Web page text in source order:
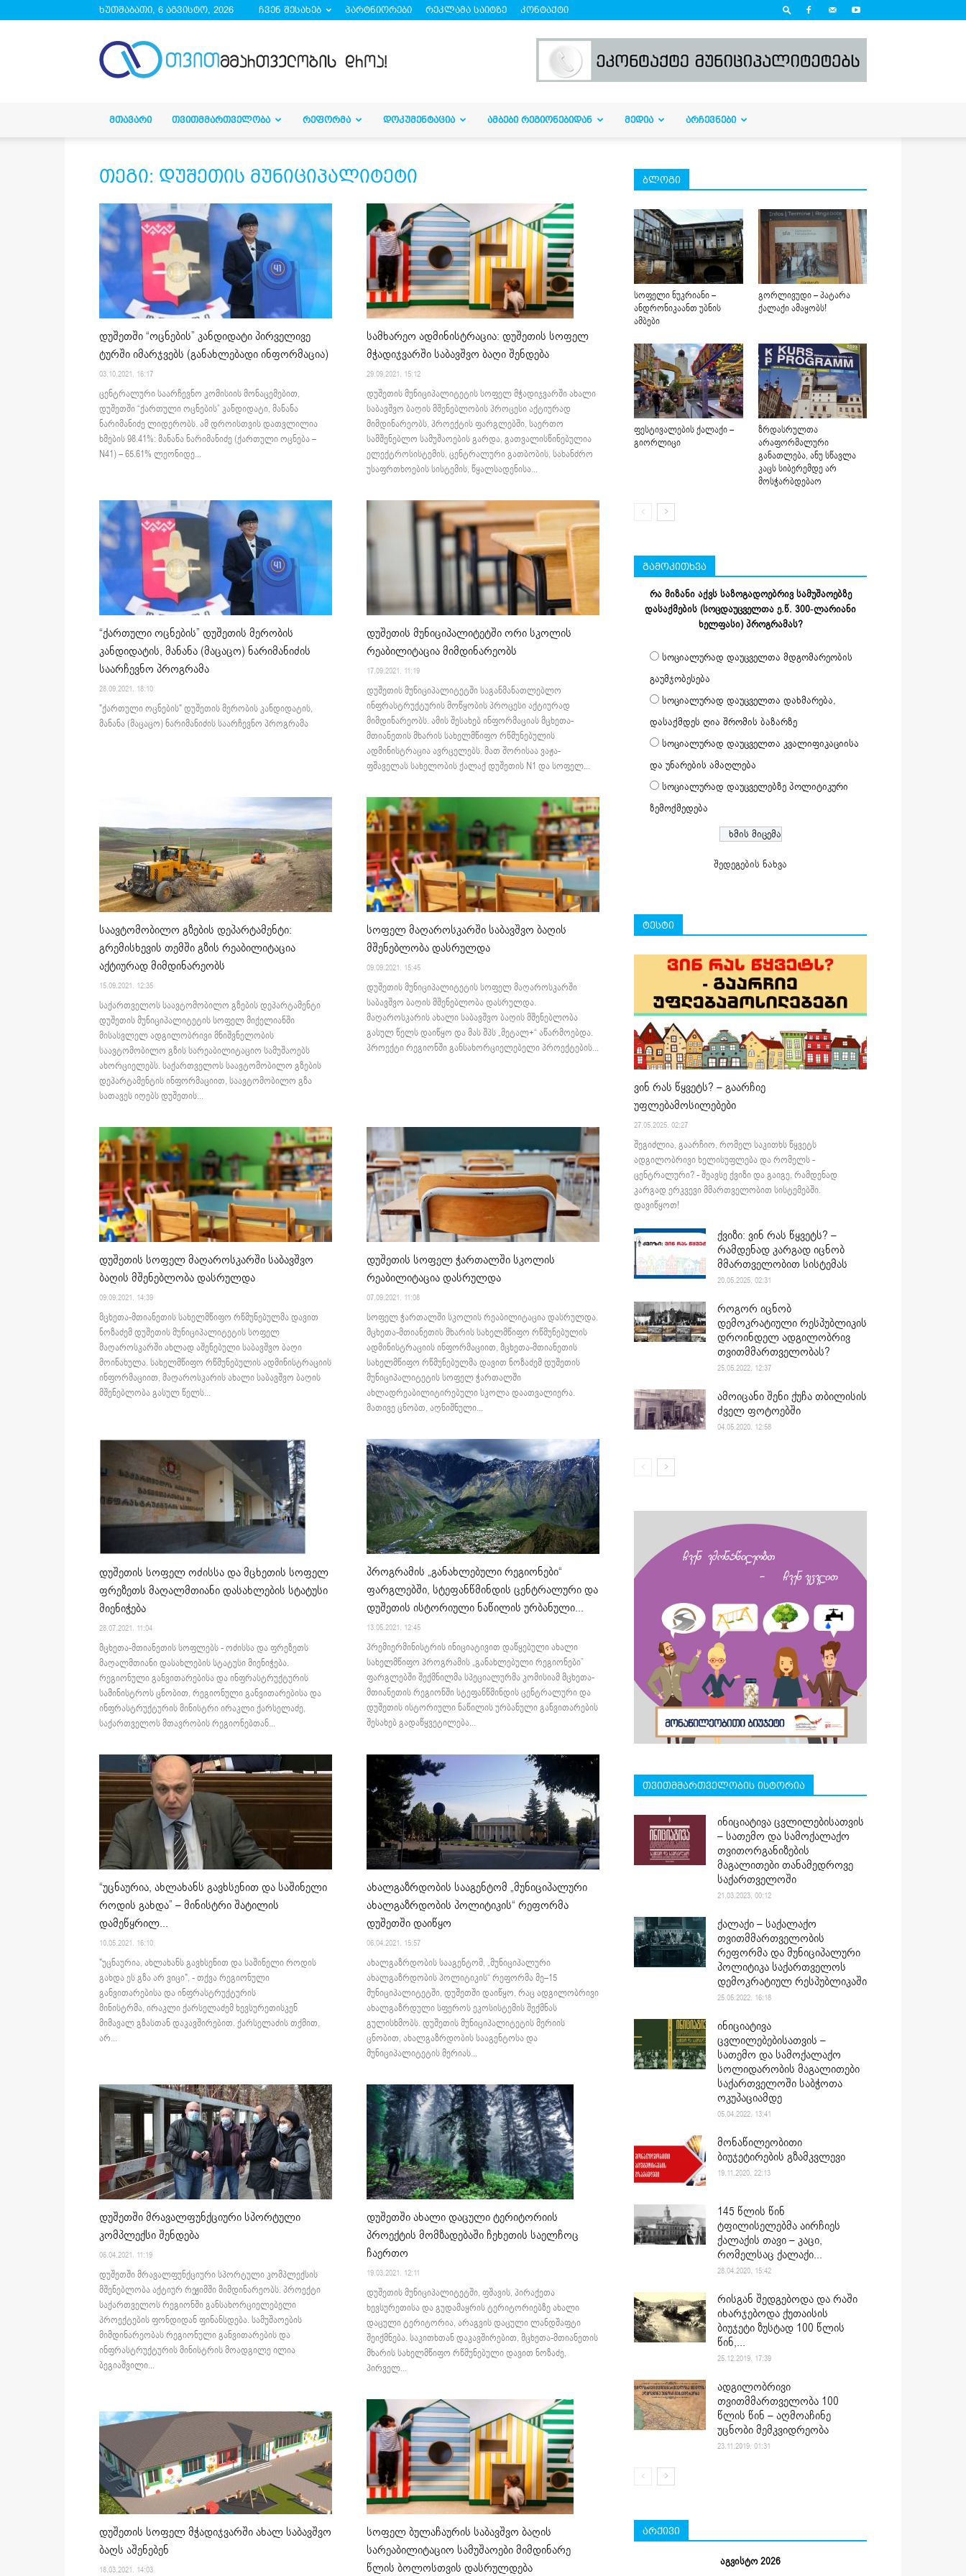
ხუთშაბათი, 6 აგვისტო, 2026 ჩვენ შესახებ პარტნიორები რეკლამა საიტზე კონტაქტი
ᲛᲗᲐᲕᲐᲠᲘ ᲗᲕᲘᲗᲛᲛᲐᲠᲗᲕᲔᲚᲝᲑᲐ ᲠᲔᲤᲝᲠᲛᲐ ᲓᲝᲙᲣᲛᲔᲜᲢᲐᲪᲘᲐ ᲐᲛᲑᲔᲑᲘ ᲠᲔᲒᲘᲝᲜᲔᲑᲘᲓᲐᲜ ᲛᲔᲓᲘᲐ ᲐᲠᲩᲔᲕᲜᲔᲑᲘ
თეგი: დუშეთის მუნიციპალიტეტი
დუშეთში “ოცნების” კანდიდატი პირველივე
ტურში იმარჯვებს (განახლებადი ინფორმაცია)
03.10.2021. 16:17
ცენტრალური საარჩევნო კომისიის მონაცემებით,
დუშეთში “ქართული ოცნების” კანდიდატი, მანანა
ნარიმანიძე ლიდერობს. ამ დროისთვის დათვლილია
ხმების 98.41%: მანანა ნარიმანიძე (ქართული ოცნება –
N41) – 65.61% ლეონიდე...
სამხარეო ადმინისტრაცია: დუშეთის სოფელ
მჭადიჯვარში საბავშვო ბაღი შენდება
29.09.2021. 15:12
დუშეთის მუნიციპალიტეტის სოფელ მჭადიჯვარში ახალი
საბავშვო ბაღის მშენებლობის პროცესი აქტიურად
მიმდინარეობს, პროექტის ფარგლებში, საერთო
სამშენებლო სამუშაოების გარდა, გათვალისწინებულია
ელექტროსისტემის, ცენტრალური გათბობის, სახანძრო
უსაფრთხოების სისტემის, წყალსადენისა...
“ქართული ოცნების” დუშეთის მერობის
კანდიდატის, მანანა (მაცაცო) ნარიმანიძის
საარჩევნო პროგრამა
28.09.2021. 18:10
"ქართული ოცნების" დუშეთის მერობის კანდიდატის,
მანანა (მაცაცო) ნარიმანიძის საარჩევნო პროგრამა
დუშეთის მუნიციპალიტეტში ორი სკოლის
რეაბილიტაცია მიმდინარეობს
17.09.2021. 11:19
დუშეთის მუნიციპალიტეტში საგანმანათლებლო
ინფრასტრუქტურის მოწყობის პროცესი აქტიურად
მიმდინარეობს. ამის შესახებ ინფორმაციას მცხეთა-
მთიანეთის მხარის სახელმწიფო რწმუნებულის
ადმინისტრაცია ავრცელებს. მათ შორისაა ვაჟა-
ფშაველას სახელობის ქალაქ დუშეთის Ν1 და სოფელ...
საავტომობილო გზების დეპარტამენტი:
გრემისხევის თემში გზის რეაბილიტაცია
აქტიურად მიმდინარეობს
15.09.2021. 12:35
საქართველოს საავტომობილო გზების დეპარტამენტი
დუშეთის მუნიციპალიტეტის სოფელ მიქელიანში
მისასვლელ ადგილობრივი მნიშვნელობის
საავტომობილო გზის სარეაბილიტაციო სამუშაოებს
ახორციელებს. საქართველოს საავტომობილო გზების
დეპარტამენტის ინფორმაციით, საავტომობილო გზა
სათავეს იღებს დუშეთის...
სოფელ მაღაროსკარში საბავშვო ბაღის
მშენებლობა დასრულდა
09.09.2021. 15:45
დუშეთის მუნიციპალიტეტის სოფელ მაღაროსკარში
საბავშვო ბაღის მშენებლობა დასრულდა.
მაღაროსკარის ახალი საბავშვო ბაღის მშენებლობა
გასულ წელს დაიწყო და მას შპს „მეტალ+“ აწარმოებდა.
პროექტი რეგიონში განსახორციელებელი პროექტების...
დუშეთის სოფელ მაღაროსკარში საბავშვო
ბაღის მშენებლობა დასრულდა
09.09.2021. 14:39
მცხეთა-მთიანეთის სახელმწიფო რწმუნებულმა დავით
ნოზაძემ დუშეთის მუნიციპალიტეტის სოფელ
მაღაროსკარში ახლად აშენებული საბავშვო ბაღი
მოინახულა. სახელმწიფო რწმუნებულის ადმინისტრაციის
ინფორმაციით, მაღაროსკარის ახალი საბავშვო ბაღის
მშენებლობა გასულ წელს...
დუშეთის სოფელ ჭართალში სკოლის
რეაბილიტაცია დასრულდა
07.09.2021. 11:08
სოფელ ჭართალში სკოლის რეაბილიტაცია დასრულდა.
მცხეთა-მთიანეთის მხარის სახელმწიფო რწმუნებულის
ადმინისტრაციის ინფორმაციით, მცხეთა-მთიანეთის
სახელმწიფო რწმუნებულმა დავით ნოზაძემ დუშეთის
მუნიციპალიტეტის სოფელ ჭართალში
ახლადრეაბილიტირებული სკოლა დაათვალიერა.
მათივე ცნობთ, აღნიშნული...
დუშეთის სოფელ ოძისსა და მცხეთის სოფელ
ფრეზეთს მაღალმთიანი დასახლების სტატუსი
მიენიჭება
28.07.2021. 11:04
მცხეთა-მთიანეთის სოფლებს - ოძისსა და ფრეზეთს
მაღალმთიანი დასახლების სტატუსი მიენიჭება.
რეგიონული განვითარებისა და ინფრასტრუქტურის
სამინისტროს ცნობით, რეგიონული განვითარებისა და
ინფრასტრუქტურის მინისტრი ირაკლი ქარსელაძე,
საქართველოს მთავრობის რეგიონებთან...
პროგრამის „განახლებული რეგიონები“
ფარგლებში, სტეფანწმინდის ცენტრალური და
დუშეთის ისტორიული ნაწილის ურბანული...
13.05.2021. 12:45
პრემიერმინისტრის ინიციატივით დაწყებული ახალი
სახელმწიფო პროგრამის „განახლებული რეგიონები”
ფარგლებში შექმნილმა სპეციალურმა კომისიამ მცხეთა-
მთიანეთის რეგიონში სტეფანწმინდის ცენტრალური და
დუშეთის ისტორიული ნაწილის ურბანული განვითარების
შესახებ გადაწყვეტილება...
“უცნაურია, ახლახანს გავხსენით და საშინელი
როდის გახდა” – მინისტრი შატილის
დამეწყრილ...
10.05.2021. 16:10
"უცნაურია, ახლახანს გავხსენით და საშინელი როდის
გახდა ეს გზა არ ვიცი", - თქვა რეგიონული
განვითარებისა და ინფრასტრუქტურის
მინისტრმა, ირაკლი ქარსელაძემ ხევსურეთისკენ
მიმავალ გზასთან დაკავშირებით. ქარსელაძის თქმით,
არ...
ახალგაზრდობის სააგენტომ „მუნიციპალური
ახალგაზრდობის პოლიტიკის“ რეფორმა
დუშეთში დაიწყო
06.04.2021. 15:57
ახალგაზრდობის სააგენტომ, „მუნიციპალური
ახალგაზრდობის პოლიტიკის“ რეფორმა მე–15
მუნიციპალიტეტში, დუშეთში დაიწყო, რაც ადგილობრივი
ახალგაზრდული სფეროს ეკოსისტემის შექმნას
გულისხმობს. დუშეთის მუნიციპალიტეტის მერიის
ცნობით, ახალგაზრდობის სააგენტოსა და
მუნიციპალიტეტის მერიას...
დუშეთში მრავალფუნქციური სპორტული
კომპლექსი შენდება
06.04.2021. 11:19
დუშეთში მრავალფუნქციური სპორტული კომპლექსის
მშენებლობა აქტიურ რეჟიმში მიმდინარეობს. პროექტი
საქართველოს რეგიონში განსახორციელებელი
პროექტების ფონდიდან ფინანსდება. სამუშაოების
მიმდინარეობას რეგიონული განვითარების და
ინფრასტრუქტურის მინისტრის მოადგილე ილია
ბეგიაშვილი...
დუშეთში ახალი დაცული ტერიტორიის
პროექტის მომზადებაში ჩეხეთის საელჩოც
ჩაერთო
19.03.2021. 12:11
დუშეთის მუნიციპალიტეტში, ფშავის, პირაქეთა
ხევსურეთისა და გუდამაყრის ტერიტორიებზე ახალი
დაცული ტერიტორია, არაგვის დაცული ლანდშაფტი
შეიქმნება. საკითხთან დაკავშირებით, მცხეთა-მთიანეთის
მხარის სახელმწიფო რწმუნებული დავით ნოზაძე,
პირველ...
დუშეთის სოფელ მჭადიჯვარში ახალ საბავშვო
ბაღს აშენებენ
18.03.2021. 14:03
სოფელ ბულაჩაურის საბავშვო ბაღის
სარეაბილიტაციო სამუშაოები მიმდინარე
წლის ბოლოსთვის დასრულდება
ბლოგი
სოფელი ნუკრიანი –
ანდრონიკაანთ უბნის
ამბები
გორლივუდი – პატარა
ქალაქი ამაყობს!
ფესტივალების ქალაქი –
გიორლიცი
ზრდასრულთა
არაფორმალური
განათლება, ანუ სწავლა
კაცს სიბერემდე არ
მოსჭარბდებაო
გამოკითხვა
რა მიზანი აქვს საზოგადოებრივ სამუშაოებზე
დასაქმების (სოცდაუცველთა ე.წ. 300-ლარიანი
ხელფასი) პროგრამას?
სოციალურად დაუცველთა მდგომარეობის
გაუმჯობესება
სოციალურად დაუცველთა დახმარება,
დასაქმდეს ღია შრომის ბაზარზე
სოციალურად დაუცველთა კვალიფიკაციისა
და უნარების ამაღლება
სოციალურად დაუცველებზე პოლიტიკური
ზემოქმედება
შედეგების ნახვა
ტესტი
ვინ რას წყვეტს? – გაარჩიე
უფლებამოსილებები
27.05.2025. 02:27
შეგიძლია, გაარჩიო, რომელ საკითხს წყვეტს
ადგილობრივი ხელისუფლება და რომელს -
ცენტრალური? - შეავსე ქვიზი და გაიგე, რამდენად
კარგად ერკვევი მმართველობით სისტემებში.
დავიწყოთ!
ქვიზი: ვინ რას წყვეტს? –
რამდენად კარგად იცნობ
მმართველობით სისტემას
20.05.2025. 02:31
როგორ იცნობ
დემოკრატიული რესპუბლიკის
დროინდელ ადგილობრივ
თვითმმართველობას?
25.05.2022. 12:37
ამოიცანი შენი ქუჩა თბილისის
ძველ ფოტოებში
04.05.2020. 12:58
თვითმმართველობის ისტორია
ინიციატივა ცვლილებისათვის
– სათემო და სამოქალაქო
თვითორგანიზების
მაგალითები თანამედროვე
საქართველოში
21.03.2023. 00:12
ქალაქი – საქალაქო
თვითმმართველობის
რეფორმა და მუნიციპალური
პოლიტიკა საქართველოს
დემოკრატიულ რესპუბლიკაში
25.05.2022. 16:18
ინიციატივა
ცვლილებებისათვის –
სათემო და სამოქალაქო
სოლიდარობის მაგალითები
საქართველოში საბჭოთა
ოკუპაციამდე
05.04.2022. 13:41
მონაწილეობითი
ბიუჯეტირების გზამკვლევი
19.11.2020. 22:13
145 წლის წინ
ტფილისელებმა აირჩიეს
ქალაქის თავი – კაცი,
რომელსაც ქალაქი...
28.04.2020. 15:42
რისგან შედგებოდა და რაში
იხარჯებოდა ქუთაისის
ბიუჯეტი ზუსტად 100 წლის
წინ,...
25.12.2019. 17:39
ადგილობრივი
თვითმმართველობა 100
წლის წინ – აღმოაჩინე
უცნობი მემკვიდრეობა
23.11.2019. 01:31
არქივი
აგვისტო 2026